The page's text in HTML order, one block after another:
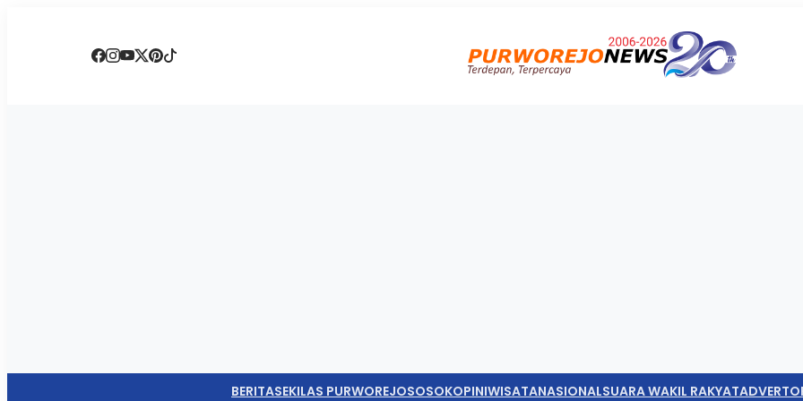
BERITASEKILAS PURWOREJOSOSOKOPINIWISATANASIONALSUARA WAKIL RAKYAT